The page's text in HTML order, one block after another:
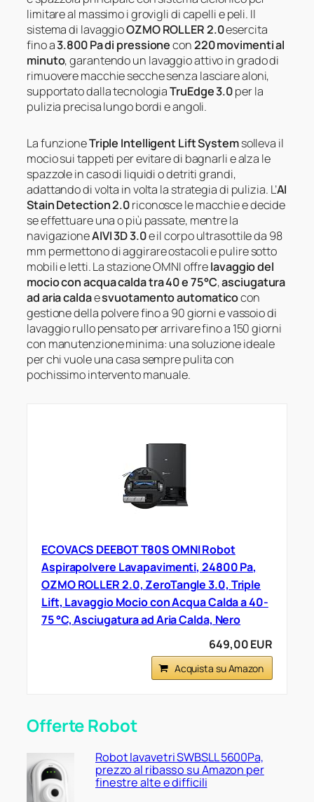
limitare al massimo i grovigli di capelli e peli. Il
sistema di lavaggioOZMO ROLLER 2.0esercita
fino a3.800 Pa di pressionecon220 movimenti al
minuto, garantendo un lavaggio attivo in grado di
rimuovere macchie secche senza lasciare aloni,
supportato dalla tecnologiaTruEdge 3.0per la
pulizia precisa lungo bordi e angoli.
La funzioneTriple Intelligent Lift Systemsolleva il
mocio sui tappeti per evitare di bagnarli e alza le
spazzole in caso di liquidi o detriti grandi,
adattando di volta in volta la strategia di pulizia. L’AI
Stain Detection 2.0riconosce le macchie e decide
se effettuare una o più passate, mentre la
navigazioneAIVI 3D 3.0e il corpo ultrasottile da 98
mm permettono di aggirare ostacoli e pulire sotto
mobili e letti. La stazione OMNI offrelavaggio del
mocio con acqua calda tra 40 e 75°C,asciugatura
ad aria caldaesvuotamento automaticocon
gestione della polvere fino a 90 giorni e vassoio di
lavaggio rullo pensato per arrivare fino a 150 giorni
con manutenzione minima: una soluzione ideale
per chi vuole una casa sempre pulita con
pochissimo intervento manuale.
ECOVACS DEEBOT T80S OMNI Robot
Aspirapolvere Lavapavimenti, 24800 Pa,
OZMO ROLLER 2.0, ZeroTangle 3.0, Triple
Lift, Lavaggio Mocio con Acqua Calda a 40-
75 °C, Asciugatura ad Aria Calda, Nero
649,00 EUR
Acquista su Amazon
Offerte Robot
Robot lavavetri SWBSLL 5600Pa,
prezzo al ribasso su Amazon per
finestre alte e difficili